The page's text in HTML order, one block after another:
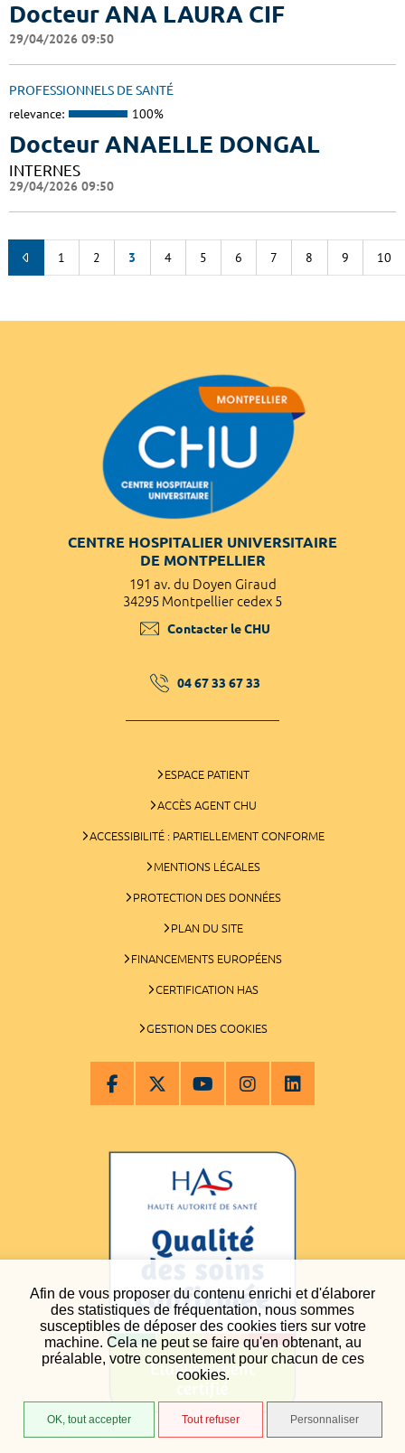
Afin de vous proposer du contenu enrichi et d'élaborer
des statistiques de fréquentation, nous sommes
susceptibles de déposer des cookies tiers sur votre
machine. Cela ne peut se faire qu'en obtenant, au
préalable, votre consentement pour chacun de ces
cookies.
OK, tout accepter Tout refuser Personnaliser
Docteur ANA LAURA CIF
29/04/2026 09:50
PROFESSIONNELS DE SANTÉ
relevance: 100%
Docteur ANAELLE DONGAL
INTERNES
29/04/2026 09:50
1 2 3 4 5 6 7 8 9 10
CENTRE HOSPITALIER UNIVERSITAIRE
DE MONTPELLIER
191 av. du Doyen Giraud
34295 Montpellier cedex 5
Contacter le CHU
04 67 33 67 33
ESPACE PATIENT
ACCÈS AGENT CHU
ACCESSIBILITÉ : PARTIELLEMENT CONFORME
MENTIONS LÉGALES
PROTECTION DES DONNÉES
PLAN DU SITE
FINANCEMENTS EUROPÉENS
CERTIFICATION HAS
GESTION DES COOKIES